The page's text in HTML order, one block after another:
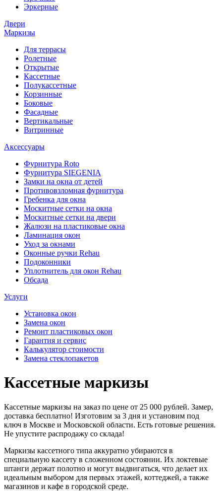
Эркерные
Двери
Маркизы
Для террасы
Ролетные
Открытые
Кассетные
Полукассетные
Корзинные
Боковые
Фасадные
Вертикальные
Витринные
Аксессуары
Фурнитура Roto
Фурнитура SIEGENIA
Замки на окна от детей
Противовзломная фурнитура
Гребенка для окна
Москитные сетки на окна
Москитные сетки на двери
Жалюзи на пластиковые окна
Ламинация окон
Уход за окнами
Оконные ручки Rehau
Подоконники
Уплотнитель для окон Rehau
Обсада
Услуги
Установка окон
Замена окон
Ремонт пластиковых окон
Гарантия и сервис
Калькулятор стоимости
Замена стеклопакетов
Кассетные маркизы
Кассетные маркизы на заказ по цене от 25 000 рублей. Замер,
доставка бесплатно! Изготовим за 3 дня и установим под
ключ в Москве и Московской области. Есть готовые решения.
Не упустите распродажу со склада!
Маркизы кассетного типа аккуратно убираются в
специальную кассету в сложенном состоянии. Их локтевые
штанги держат полотно и могут выдвигаться, что делает их
идеальным выбором для первых этажей, коттеджей, а также
магазинов и кафе в городской среде.